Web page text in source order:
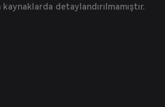
detaylandırılmamıştır.